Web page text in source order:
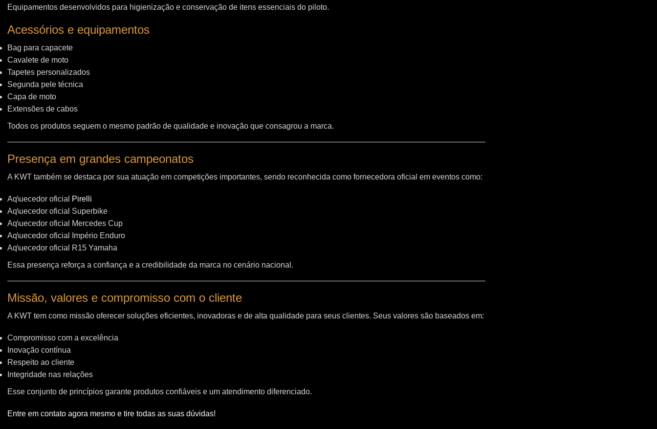
Equipamentos desenvolvidos para higienização e conservação de itens essenciais do piloto.
Acessórios e equipamentos
Bag para capacete
Cavalete de moto
Tapetes personalizados
Segunda pele técnica
Capa de moto
Extensões de cabos
Todos os produtos seguem o mesmo padrão de qualidade e inovação que consagrou a marca.
Presença em grandes campeonatos
A KWT também se destaca por sua atuação em competições importantes, sendo reconhecida como fornecedora oficial em eventos como:
Aq\uecedor oficial
Pirelli
Aq\uecedor oficial Superbike
Aq\uecedor oficial Mercedes Cup
Aq\uecedor oficial Império Enduro
Aq\uecedor oficial R15 Yamaha
Essa presença reforça a confiança e a credibilidade da marca no cenário nacional.
Missão, valores e compromisso com o cliente
A KWT tem como missão oferecer soluções eficientes, inovadoras e de alta qualidade para seus clientes. Seus valores são baseados em:
Compromisso com a excelência
Inovação contínua
Respeito ao cliente
Integridade nas relações
Esse conjunto de princípios garante produtos confiáveis e um atendimento diferenciado.
Entre em contato agora mesmo e tire todas as suas dúvidas!